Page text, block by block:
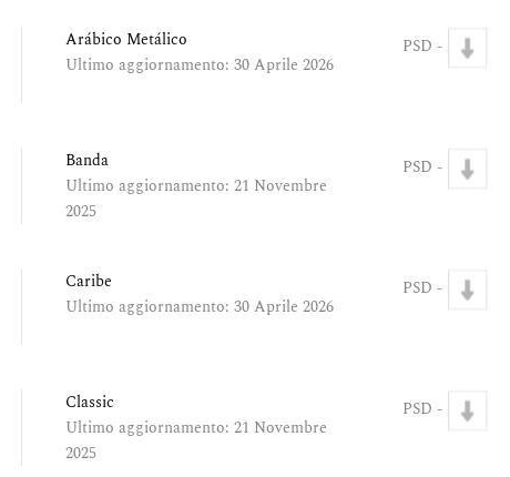
Arábico Metálico
Ultimo aggiornamento: 30 Aprile 2026
PSD -
Banda
Ultimo aggiornamento: 21 Novembre
2025
PSD -
Caribe
Ultimo aggiornamento: 30 Aprile 2026
PSD -
Classic
Ultimo aggiornamento: 21 Novembre
2025
PSD -